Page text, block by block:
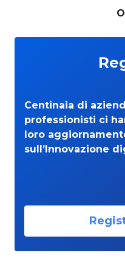
Centinaia di
professionisti ci
loro
sull’Innovazione